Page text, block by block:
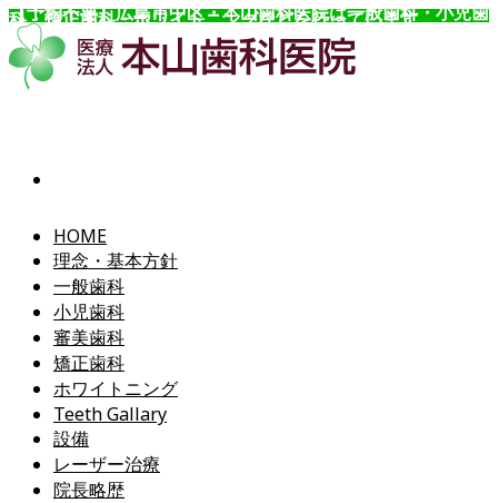
コ
ン
テ
【予約不要】広島市中区・本山歯科医院は一般歯科・小児歯
科・矯正歯科・ホワイトニングなどを行っています。
HOME
理念・基本方針
一般歯科
小児歯科
審美歯科
矯正歯科
ホワイトニング
Teeth Gallary
設備
レーザー治療
院長略歴